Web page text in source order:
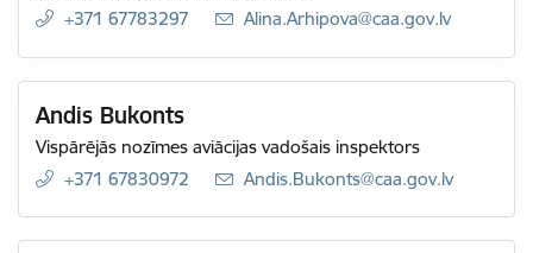
+371 67783297
E-pasts:
Alina.Arhipova@caa.gov.lv
Andis Bukonts
Vispārējās nozīmes aviācijas vadošais inspektors
+371 67830972
E-pasts:
Andis.Bukonts@caa.gov.lv